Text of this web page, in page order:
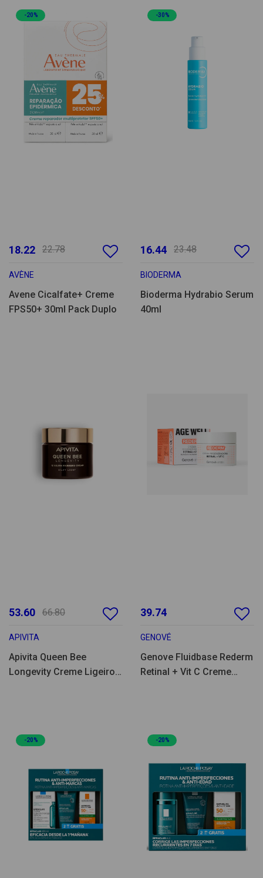
-20%
18.22 22.78
AVÈNE
Avene Cicalfate+ Creme
FPS50+ 30ml Pack Duplo
-30%
16.44 23.48
BIODERMA
Bioderma Hydrabio Serum
40ml
53.60 66.80
APIVITA
Apivita Queen Bee
Longevity Creme Ligeiro
39.74
GENOVÉ
Genove Fluidbase Rederm
Retinal + Vit C Creme
-20% -20%